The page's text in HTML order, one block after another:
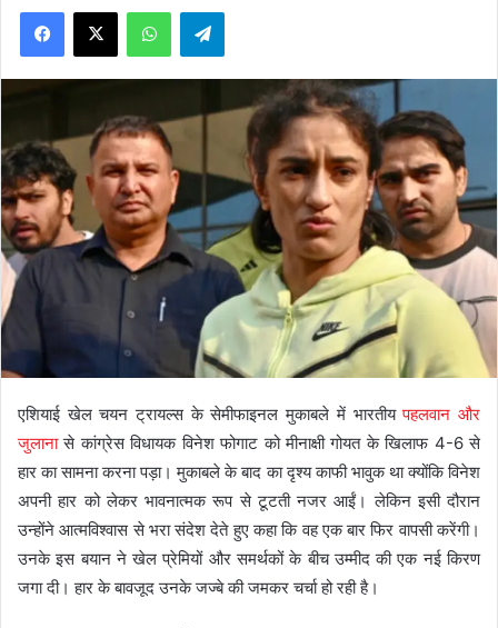
Facebook
X WhatsAppTelegram
एशियाई खेल चयन ट्रायल्स के सेमीफाइनल मुकाबले में भारतीयपहलवान और
जुलानासे कांग्रेस विधायक विनेश फोगाट को मीनाक्षी गोयत के खिलाफ 4-6 से
हार का सामना करना पड़ा। मुकाबले के बाद का दृश्य काफी भावुक था क्योंकि विनेश
अपनी हार को लेकर भावनात्मक रूप से टूटती नजर आईं। लेकिन इसी दौरान
उन्होंने आत्मविश्वास से भरा संदेश देते हुए कहा कि वह एक बार फिर वापसी करेंगी।
उनके इस बयान ने खेल प्रेमियों और समर्थकों के बीच उम्मीद की एक नई किरण
जगा दी। हार के बावजूद उनके जज्बे की जमकर चर्चा हो रही है।